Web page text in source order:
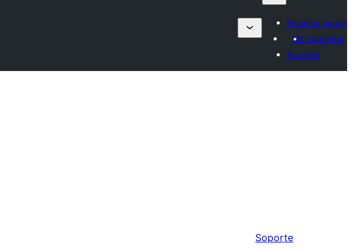
Enviá un plugin
Mis favoritos
Acceder
Soporte